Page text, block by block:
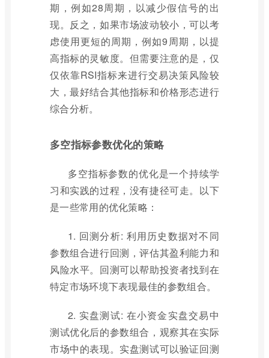
期，例如28周期，以减少假信号的出
现。反之，如果市场波动较小，可以考
虑使用更短的周期，例如9周期，以提
高指标的灵敏度。但需要注意的是，仅
仅依靠RSI指标来进行交易决策风险较
大，最好结合其他指标和价格形态进行
综合分析。
多空指标参数优化的策略
多空指标参数的优化是一个持续学
习和实践的过程，没有捷径可走。以下
是一些常用的优化策略：
1. 回测分析: 利用历史数据对不同
参数组合进行回测，评估其盈利能力和
风险水平。回测可以帮助投资者找到在
特定市场环境下表现最佳的参数组合。
2. 实盘测试: 在小资金实盘交易中
测试优化后的参数组合，观察其在实际
市场中的表现。实盘测试可以验证回测